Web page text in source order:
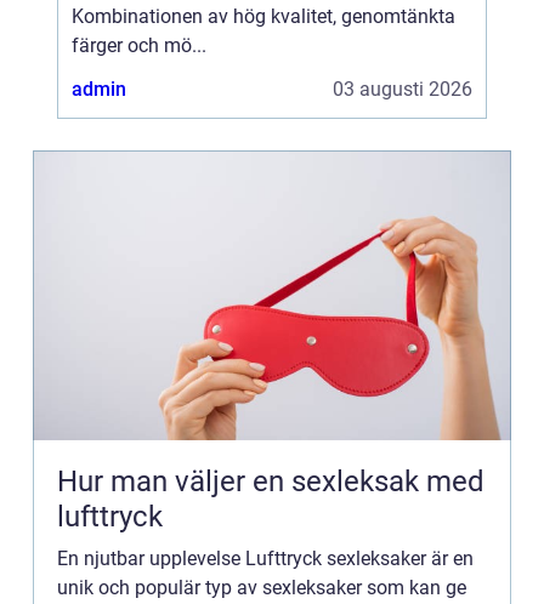
Kombinationen av hög kvalitet, genomtänkta
färger och mö...
admin
03 augusti 2026
Hur man väljer en sexleksak med
lufttryck
En njutbar upplevelse Lufttryck sexleksaker är en
unik och populär typ av sexleksaker som kan ge